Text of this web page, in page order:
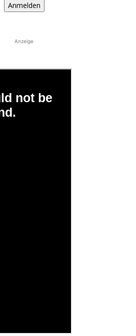
Anmelden
Anzeige